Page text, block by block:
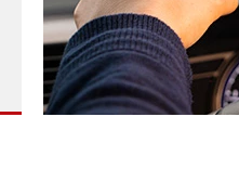
Trucks 承諾成為高科技
與油電車價差僅2萬